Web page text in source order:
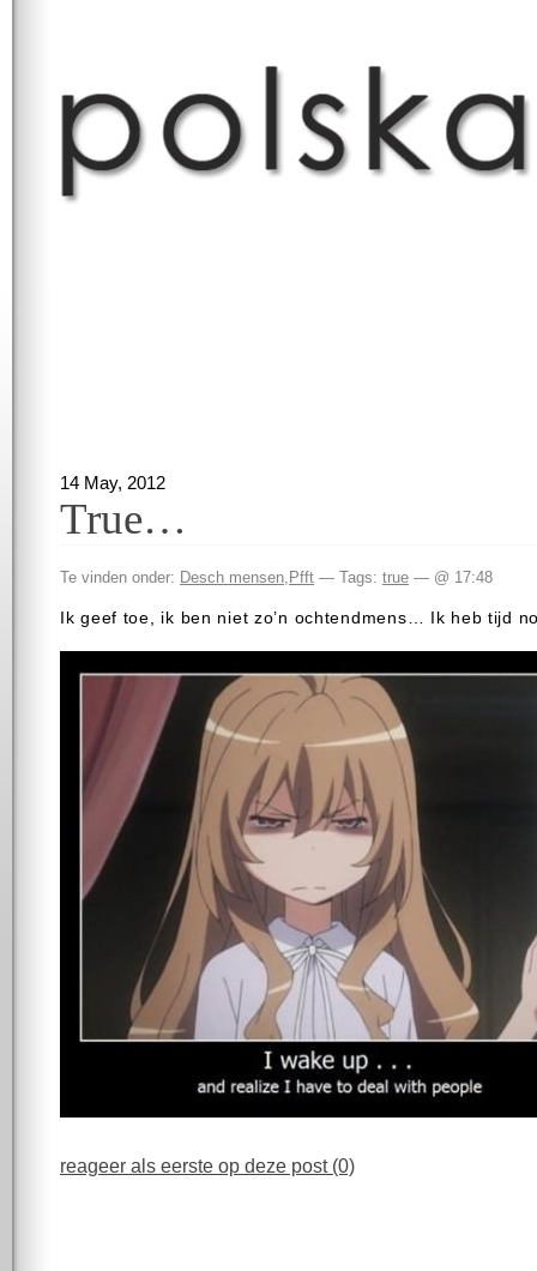
14 May, 2012
True…
Te vinden onder: Desch mensen Pfft — Tags: true — @ 17:48
Ik geef toe, ik ben niet zo’n ochtendmens… Ik heb tijd
reageer als eerste op deze post (0)